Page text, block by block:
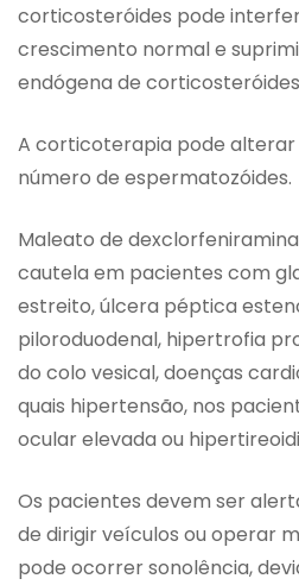
corticosteróides pode
crescimento normal e
endógena de
A corticoterapia pode alterar
número de espermatozóides.
Maleato de
cautela em pacientes com
estreito, úlcera péptica
piloroduodenal, hipertrofia
do colo vesical, doenças
quais hipertensão, nos
ocular elevada ou
Os pacientes devem ser
de dirigir veículos ou operar
pode ocorrer sonolência,